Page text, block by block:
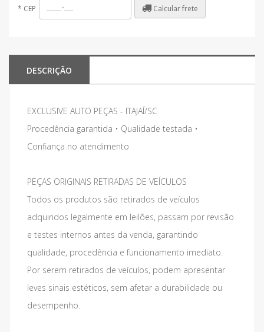
* CEP Calcular frete
DESCRIÇÃO
EXCLUSIVE AUTO PEÇAS - ITAJAÍ/SC
Procedência garantida • Qualidade testada •
Confiança no atendimento
PEÇAS ORIGINAIS RETIRADAS DE VEÍCULOS
Todos os produtos são retirados de veículos
adquiridos legalmente em leilões, passam por revisão
e testes internos antes da venda, garantindo
qualidade, procedência e funcionamento imediato.
Por serem retirados de veículos, podem apresentar
leves sinais estéticos, sem afetar a durabilidade ou
desempenho.